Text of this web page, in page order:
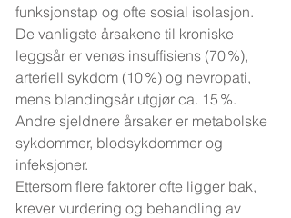
funksjonstap og ofte sosial isolasjon.
De vanligste årsakene til kroniske
leggsår er venøs insuffisiens (70 %),
arteriell sykdom (10 %) og nevropati,
mens blandingsår utgjør ca. 15 %.
Andre sjeldnere årsaker er metabolske
sykdommer, blodsykdommer og
infeksjoner.
Ettersom flere faktorer ofte ligger bak,
krever vurdering og behandling av